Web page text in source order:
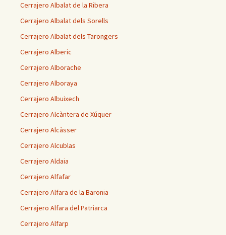
Cerrajero Albalat de la Ribera
Cerrajero Albalat dels Sorells
Cerrajero Albalat dels Tarongers
Cerrajero Alberic
Cerrajero Alborache
Cerrajero Alboraya
Cerrajero Albuixech
Cerrajero Alcàntera de Xúquer
Cerrajero Alcàsser
Cerrajero Alcublas
Cerrajero Aldaia
Cerrajero Alfafar
Cerrajero Alfara de la Baronia
Cerrajero Alfara del Patriarca
Cerrajero Alfarp